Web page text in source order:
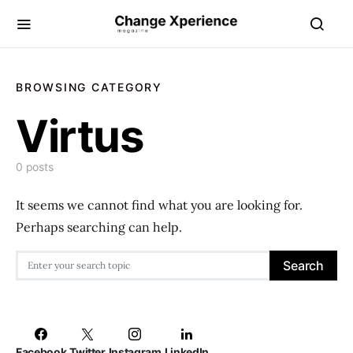
BROWSING CATEGORY
Virtus
0 posts
It seems we cannot find what you are looking for.
Perhaps searching can help.
Search for: Search